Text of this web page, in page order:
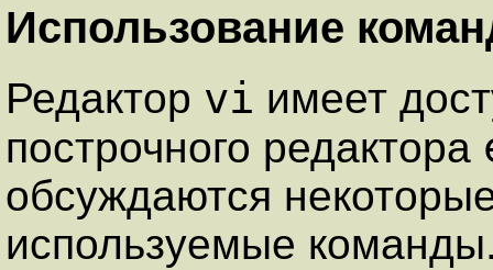
Использование
Редактор vi имеет
построчного редактора
обсуждаются
используемые